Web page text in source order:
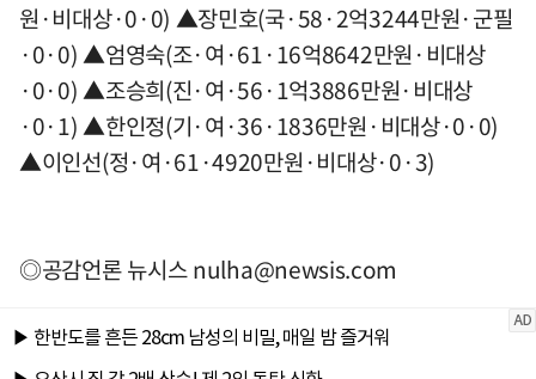
원·비대상·0·0) ▲장민호(국·58·2억3244만원·군필
·0·0) ▲엄영숙(조·여·61·16억8642만원·비대상
·0·0) ▲조승희(진·여·56·1억3886만원·비대상
·0·1) ▲한인정(기·여·36·1836만원·비대상·0·0)
▲이인선(정·여·61·4920만원·비대상·0·3)
◎공감언론 뉴시스nulha@newsis.com